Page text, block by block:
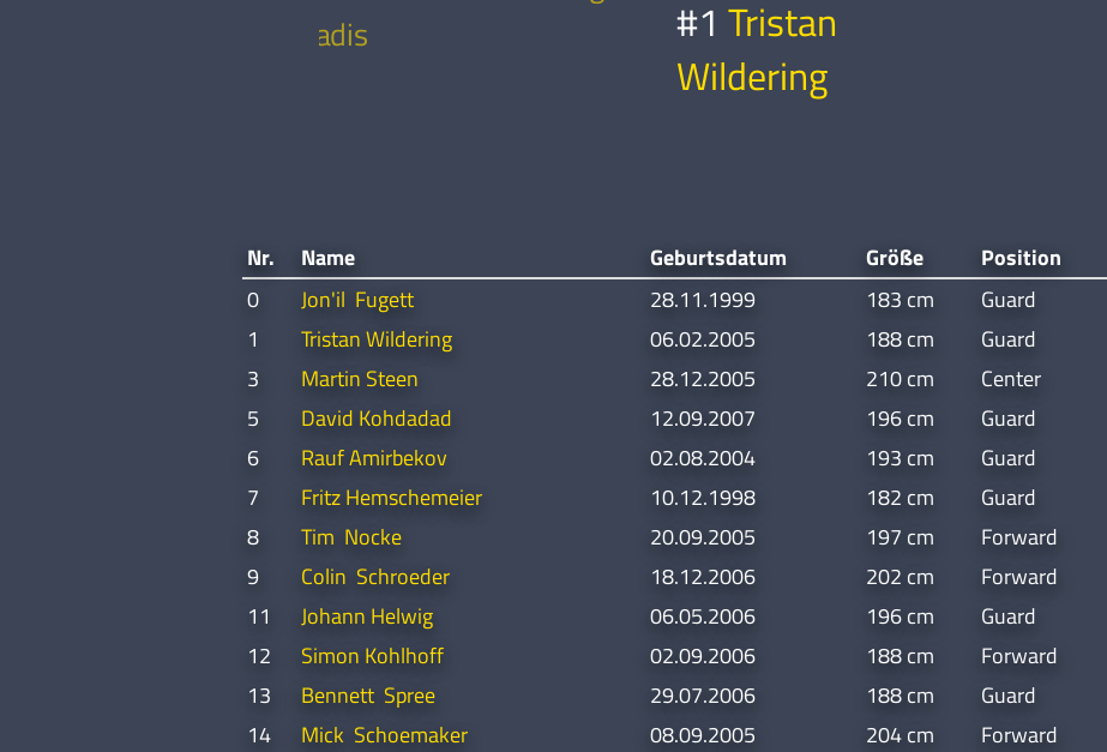
Polychroniadis
#1Tristan
Wildering
Nr. Name Geburtsdatum Größe Position
0
Jon'il Fugett 28.11.1999 183 cm Guard
1
Tristan Wildering 06.02.2005 188 cm Guard
3
Martin Steen 28.12.2005 210 cm Center
5
David Kohdadad 12.09.2007 196 cm Guard
6
Rauf Amirbekov 02.08.2004 193 cm Guard
7
Fritz Hemschemeier 10.12.1998 182 cm Guard
8
Tim Nocke 20.09.2005 197 cm Forward
9
Colin Schroeder 18.12.2006 202 cm Forward
11
Johann Helwig 06.05.2006 196 cm Guard
12
Simon Kohlhoff 02.09.2006 188 cm Forward
13
Bennett Spree 29.07.2006 188 cm Guard
14
Mick Schoemaker 08.09.2005 204 cm Forward